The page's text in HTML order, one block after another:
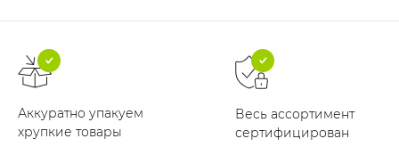
Аккуратно упакуем
хрупкие товары
Весь ассортимент
сертифицирован